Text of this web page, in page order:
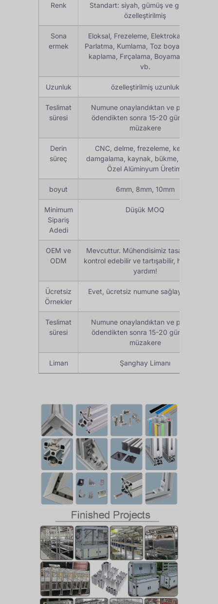
Renk
Standart: siyah, gümüş ve gri veya
özelleştirilmiş
Sona
ermek
Eloksal, Frezeleme, Elektrokaplama,
Parlatma, Kumlama, Toz boya, Gümüş
kaplama, Fırçalama, Boyama, PVDF
vb.
Uzunluk özelleştirilmiş uzunluk
Teslimat
süresi
Numune onaylandıktan ve peşinat
ödendikten sonra 15-20 gün veya
müzakere
Derin
süreç
CNC, delme, frezeleme, kesme,
damgalama, kaynak, bükme, montaj,
Özel Alüminyum Üretimi
boyut 6mm, 8mm, 10mm
Minimum
Sipariş
Adedi
Düşük MOQ
OEM ve
ODM
Mevcuttur. Mühendisimiz tasarımınızı
kontrol edebilir ve tartışabilir, harika bir
yardım!
Ücretsiz
Örnekler
Evet, ücretsiz numune sağlayabiliriz
Teslimat
süresi
Numune onaylandıktan ve peşinat
ödendikten sonra 15-20 gün veya
müzakere
Liman Şanghay Limanı